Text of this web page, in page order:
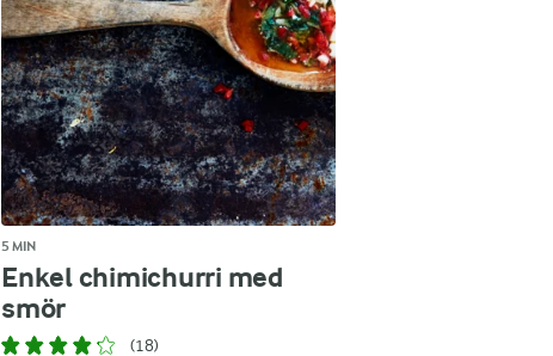
5 MIN
Enkel chimichurri med
smör
(18)